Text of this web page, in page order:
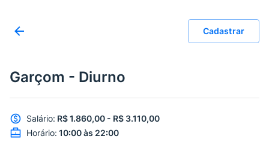
Cadastrar
Garçom - Diurno
Salário: R$ 1.860,00 - R$ 3.110,00
Horário: 10:00 às 22:00